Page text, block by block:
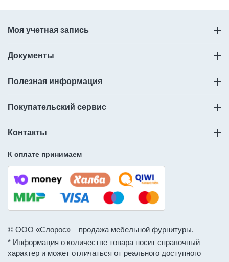
Моя учетная запись
Документы
Полезная информация
Покупательский сервис
Контакты
К оплате принимаем
© ООО «Слорос» – продажа мебельной фурнитуры.
* Информация о количестве товара носит справочный
характер и может отличаться от реального доступного